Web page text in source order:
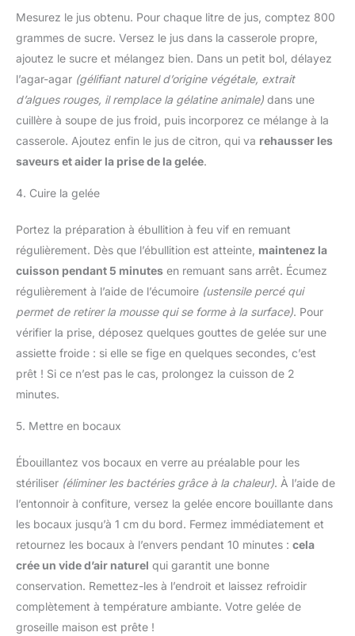
Mesurez le jus obtenu. Pour chaque litre de jus, comptez 800
grammes de sucre. Versez le jus dans la casserole propre,
ajoutez le sucre et mélangez bien. Dans un petit bol, délayez
l’agar-agar (gélifiant naturel d’origine végétale, extrait
d’algues rouges, il remplace la gélatine animale) dans une
cuillère à soupe de jus froid, puis incorporez ce mélange à la
casserole. Ajoutez enfin le jus de citron, qui va rehausser les
saveurs et aider la prise de la gelée.
4. Cuire la gelée
Portez la préparation à ébullition à feu vif en remuant
régulièrement. Dès que l’ébullition est atteinte, maintenez la
cuisson pendant 5 minutes en remuant sans arrêt. Écumez
régulièrement à l’aide de l’écumoire (ustensile percé qui
permet de retirer la mousse qui se forme à la surface). Pour
vérifier la prise, déposez quelques gouttes de gelée sur une
assiette froide : si elle se fige en quelques secondes, c’est
prêt ! Si ce n’est pas le cas, prolongez la cuisson de 2
minutes.
5. Mettre en bocaux
Ébouillantez vos bocaux en verre au préalable pour les
stériliser (éliminer les bactéries grâce à la chaleur). À l’aide de
l’entonnoir à confiture, versez la gelée encore bouillante dans
les bocaux jusqu’à 1 cm du bord. Fermez immédiatement et
retournez les bocaux à l’envers pendant 10 minutes : cela
crée un vide d’air naturel qui garantit une bonne
conservation. Remettez-les à l’endroit et laissez refroidir
complètement à température ambiante. Votre gelée de
groseille maison est prête !